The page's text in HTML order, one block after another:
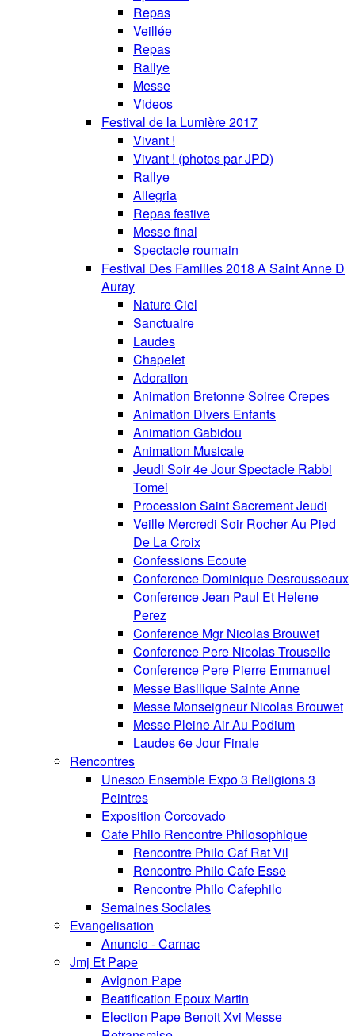
Repas
Veillée
Repas
Rallye
Messe
Videos
Festival de la Lumière 2017
Vivant !
Vivant ! (photos par JPD)
Rallye
Allegria
Repas festive
Messe final
Spectacle roumain
Festival Des Familles 2018 A Saint Anne D
Auray
Nature Ciel
Sanctuaire
Laudes
Chapelet
Adoration
Animation Bretonne Soiree Crepes
Animation Divers Enfants
Animation Gabidou
Animation Musicale
Jeudi Soir 4e Jour Spectacle Rabbi
Tomei
Procession Saint Sacrement Jeudi
Veille Mercredi Soir Rocher Au Pied
De La Croix
Confessions Ecoute
Conference Dominique Desrousseaux
Conference Jean Paul Et Helene
Perez
Conference Mgr Nicolas Brouwet
Conference Pere Nicolas Trouselle
Conference Pere Pierre Emmanuel
Messe Basilique Sainte Anne
Messe Monseigneur Nicolas Brouwet
Messe Pleine Air Au Podium
Laudes 6e Jour Finale
Rencontres
Unesco Ensemble Expo 3 Religions 3
Peintres
Exposition Corcovado
Cafe Philo Rencontre Philosophique
Rencontre Philo Caf Rat Vil
Rencontre Philo Cafe Esse
Rencontre Philo Cafephilo
Semaines Sociales
Evangelisation
Anuncio - Carnac
Jmj Et Pape
Avignon Pape
Beatification Epoux Martin
Election Pape Benoit Xvi Messe